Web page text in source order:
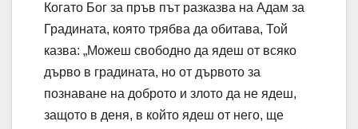
Когато Бог за пръв път разказва на Адам за
Градината, която трябва да обитава, Той
казва: „Можеш свободно да ядеш от всяко
дърво в градината, но от дървото за
познаване на доброто и злото да не ядеш,
защото в деня, в който ядеш от него, ще